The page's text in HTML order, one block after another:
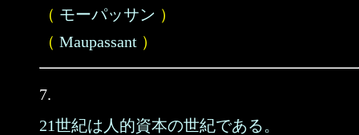
（ モーパッサン ）
（ Maupassant ）
7.
21世紀は人的資本の世紀である。